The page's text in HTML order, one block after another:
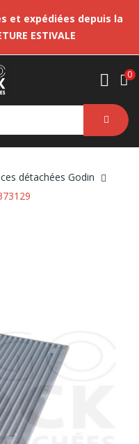
et expédiées depuis la
ESTIVALE
0
détachées Godin